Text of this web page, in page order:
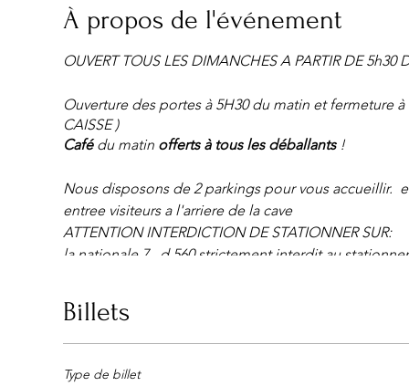
À propos de l'événement
OUVERT TOUS LES DIMANCHES A PARTIR DE 5h30
Ouverture des portes à 5H30 du matin et fermeture à
CAISSE )
Cafédu matin offerts à tous les déballants!
Nous disposons de 2 parkings pour vous accueillir.
entree visiteurs a l'arriere de la cave
ATTENTION INTERDICTION DE STATIONNER SUR:
la nationale 7 , d 560 strictement interdit au
(PARKING DISPONIBLE DERRIÈRE ET AUSSI DEVANT
160 exposants maximum
Billets
Type de billet